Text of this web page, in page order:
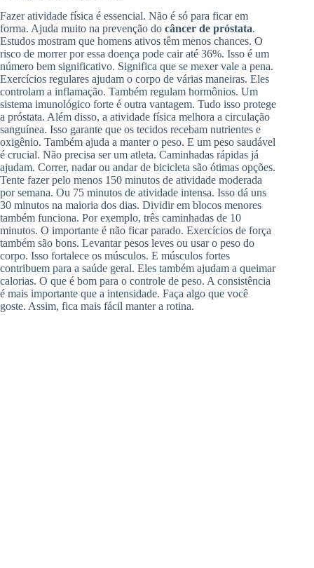
Fazer atividade física é essencial. Não é só para ficar em
forma. Ajuda muito na prevenção do câncer de próstata.
Estudos mostram que homens ativos têm menos chances. O
risco de morrer por essa doença pode cair até 36%. Isso é um
número bem significativo. Significa que se mexer vale a pena.
Exercícios regulares ajudam o corpo de várias maneiras. Eles
controlam a inflamação. Também regulam hormônios. Um
sistema imunológico forte é outra vantagem. Tudo isso protege
a próstata. Além disso, a atividade física melhora a circulação
sanguínea. Isso garante que os tecidos recebam nutrientes e
oxigênio. Também ajuda a manter o peso. E um peso saudável
é crucial. Não precisa ser um atleta. Caminhadas rápidas já
ajudam. Correr, nadar ou andar de bicicleta são ótimas opções.
Tente fazer pelo menos 150 minutos de atividade moderada
por semana. Ou 75 minutos de atividade intensa. Isso dá uns
30 minutos na maioria dos dias. Dividir em blocos menores
também funciona. Por exemplo, três caminhadas de 10
minutos. O importante é não ficar parado. Exercícios de força
também são bons. Levantar pesos leves ou usar o peso do
corpo. Isso fortalece os músculos. E músculos fortes
contribuem para a saúde geral. Eles também ajudam a queimar
calorias. O que é bom para o controle de peso. A consistência
é mais importante que a intensidade. Faça algo que você
goste. Assim, fica mais fácil manter a rotina.